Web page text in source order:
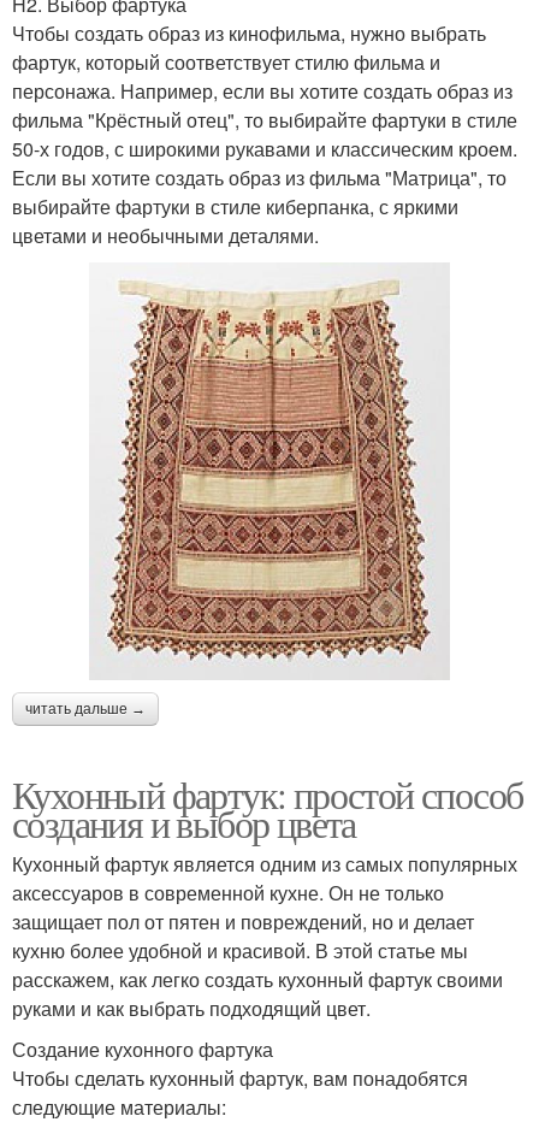
Чтобы создать образ из кинофильма, нужно выбрать
фартук, который соответствует стилю фильма и
персонажа. Например, если вы хотите создать образ из
фильма "Крёстный отец", то выбирайте фартуки в стиле
50-х годов, с широкими рукавами и классическим кроем.
Если вы хотите создать образ из фильма "Матрица", то
выбирайте фартуки в стиле киберпанка, с яркими
цветами и необычными деталями.
читать дальше →
Кухонный фартук: простой способ
создания и выбор цвета
Кухонный фартук является одним из самых популярных
аксессуаров в современной кухне. Он не только
защищает пол от пятен и повреждений, но и делает
кухню более удобной и красивой. В этой статье мы
расскажем, как легко создать кухонный фартук своими
руками и как выбрать подходящий цвет.
Создание кухонного фартука
Чтобы сделать кухонный фартук, вам понадобятся
следующие материалы: